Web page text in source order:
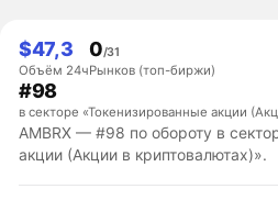
$47,3
Объём 24ч
0/31
Рынков (топ-биржи)
#98
в секторе «Токенизированные акции
AMBRX — #98 по обороту в
акции (Акции в криптовалютах)».